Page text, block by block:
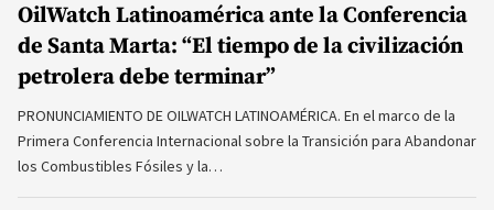
OilWatch Latinoamérica ante la Conferencia
de Santa Marta: “El tiempo de la civilización
petrolera debe terminar”
PRONUNCIAMIENTO DE OILWATCH LATINOAMÉRICA. En el marco de la
Primera Conferencia Internacional sobre la Transición para Abandonar
los Combustibles Fósiles y la…